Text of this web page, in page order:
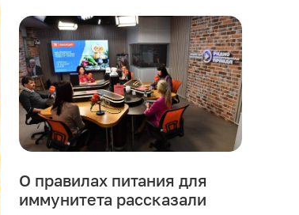
О правилах питания для
иммунитета рассказали